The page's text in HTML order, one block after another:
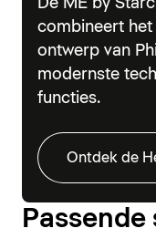
De ME by
combineert het
ontwerp van
modernste
functies.
Ontdek de
Passende